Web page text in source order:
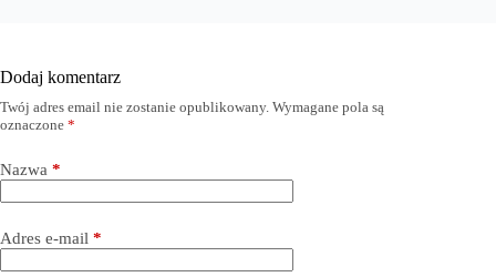
Dodaj komentarz
Twój adres email nie zostanie opublikowany. Wymagane pola są
oznaczone *
Nazwa *
Adres e-mail *